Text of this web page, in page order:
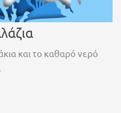
και το καθαρό νερό